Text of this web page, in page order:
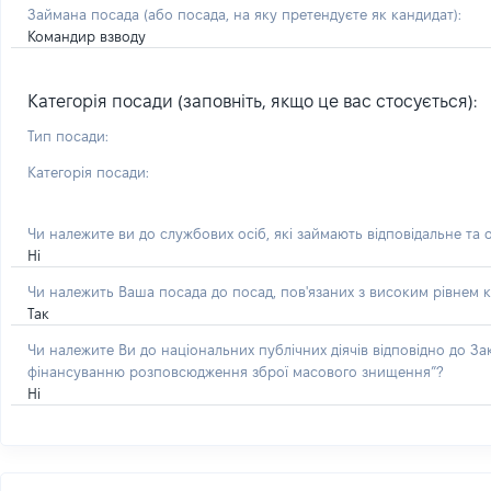
Займана посада (або посада, на яку претендуєте як кандидат):
Командир взводу
Категорія посади (заповніть, якщо це вас стосується):
Тип посади:
Категорія посади:
Чи належите ви до службових осіб, які займають відповідальне та
Ні
Чи належить Ваша посада до посад, пов'язаних з високим рівнем
Так
Чи належите Ви до національних публічних діячів відповідно до
фінансуванню розповсюдження зброї масового знищення”?
Ні